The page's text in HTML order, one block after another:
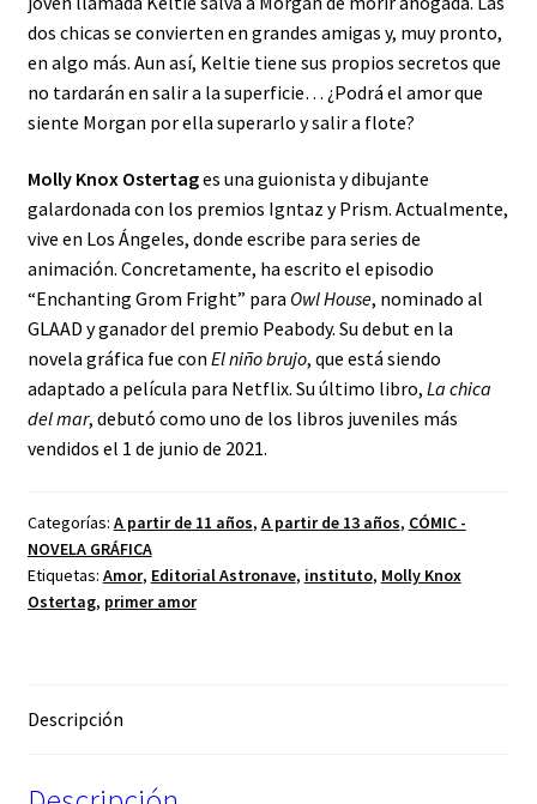
dos chicas se convierten en grandes amigas y, muy pronto,
en algo más. Aun así, Keltie tiene sus propios secretos que
no tardarán en salir a la superficie… ¿Podrá el amor que
siente Morgan por ella superarlo y salir a flote?
Molly Knox Ostertages una guionista y dibujante
galardonada con los premios Igntaz y Prism. Actualmente,
vive en Los Ángeles, donde escribe para series de
animación. Concretamente, ha escrito el episodio
“Enchanting Grom Fright” para Owl House, nominado al
GLAAD y ganador del premio Peabody. Su debut en la
novela gráfica fue con El niño brujo, que está siendo
adaptado a película para Netflix. Su último libro, La chica
del mar, debutó como uno de los libros juveniles más
vendidos el 1 de junio de 2021.
Categorías: A partir de 11 años, A partir de 13 años, CÓMIC -
NOVELA GRÁFICA
Etiquetas: Amor, Editorial Astronave, instituto, Molly Knox
Ostertag, primer amor
Descripción